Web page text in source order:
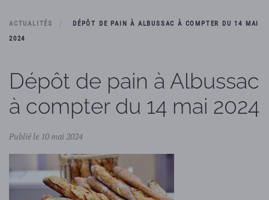
ACTUALITÉS
DÉPÔT DE PAIN À ALBUSSAC À COMPTER DU 14 MAI
2024
Dépôt de pain à Albussac
à compter du 14 mai 2024
Publié le 10 mai 2024